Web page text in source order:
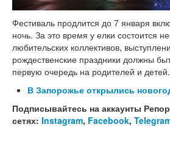
Фестиваль продлится до 7 января
ночь. За это время у елки состоится
любительских коллективов,
рождественские праздники должны
первую очередь на родителей и детей.
В Запорожье открылись
Подписывайтесь на аккаунты
сетях: Instagram, Facebook,